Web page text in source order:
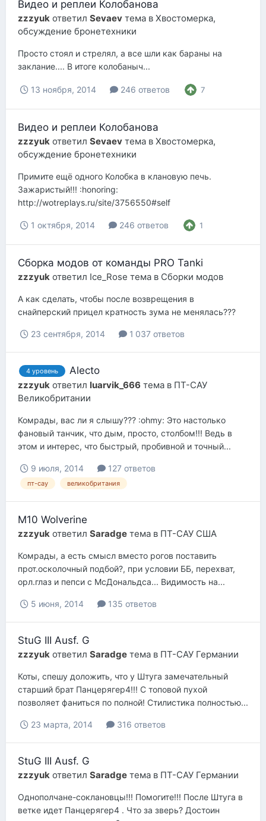
Видео и реплеи Колобанова
zzzyuk ответил Sevaev тема в Хвостомерка,
обсуждение бронетехники
Просто стоял и стрелял, а все шли как бараны на
заклание.... В итоге колобаныч...
13 ноября, 2014 246 ответов 7
Видео и реплеи Колобанова
zzzyuk ответил Sevaev тема в Хвостомерка,
обсуждение бронетехники
Примите ещё одного Колобка в клановую печь.
Зажаристый!!! :honoring:
http://wotreplays.ru/site/3756550#self
1 октября, 2014 246 ответов 1
Сборка модов от команды PRO Tanki
zzzyuk ответил Ice_Rose тема в Сборки модов
А как сделать, чтобы после возврещения в
снайперский прицел кратность зума не менялась???
23 сентября, 2014 1 037 ответов
4 уровень Alecto
zzzyuk ответил luarvik_666 тема в ПТ-САУ
Великобритании
Комрады, вас ли я слышу??? :ohmy: Это настолько
фановый танчик, что дым, просто, столбом!!! Ведь в
этом и интерес, что быстрый, пробивной и точный...
9 июля, 2014 127 ответов
пт-сау великобритания
M10 Wolverine
zzzyuk ответил Saradge тема в ПТ-САУ США
Комрады, а есть смысл вместо рогов поставить
прот.осколочный подбой?, при условии ББ, перехват,
орл.глаз и пепси с МсДональдса... Видимость на...
5 июня, 2014 135 ответов
StuG III Ausf. G
zzzyuk ответил Saradge тема в ПТ-САУ Германии
Коты, спешу доложить, что у Штуга замечательный
старший брат Панцерягер4!!! С топовой пухой
позволяет фаниться по полной! Стилистика полностью...
23 марта, 2014 316 ответов
StuG III Ausf. G
zzzyuk ответил Saradge тема в ПТ-САУ Германии
Однополчане-соклановцы!!! Помогите!!! После Штуга в
ветке идет Панцерягер4 . Что за зверь? Достоин